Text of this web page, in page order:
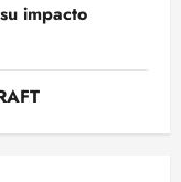
impacto